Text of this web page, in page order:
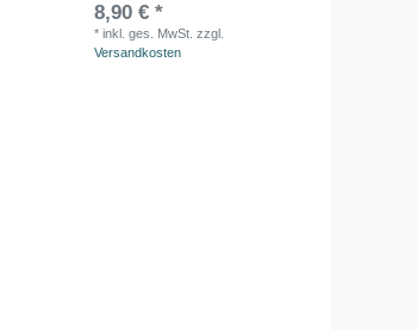
8,90 € *
*inkl. ges. MwSt. zzgl.
Versandkosten